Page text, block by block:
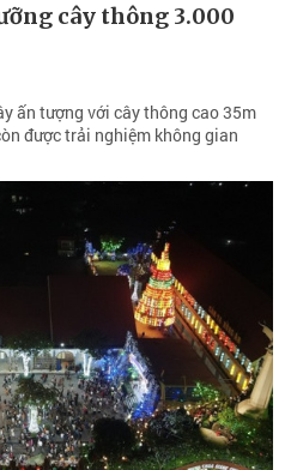
cây thông 3.000
ấn tượng với cây thông cao 35m
được trải nghiệm không gian